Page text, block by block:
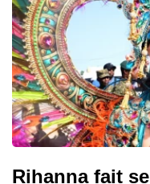
Rihanna fait